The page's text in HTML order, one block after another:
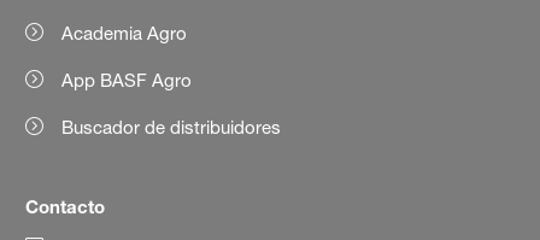
Academia Agro
App BASF Agro
Buscador de distribuidores
Contacto